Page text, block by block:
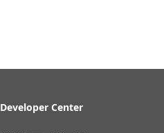
Developer Center